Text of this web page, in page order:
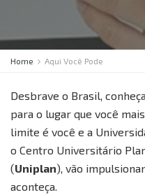
Home Aqui Você Pode
Desbrave o Brasil,
para o lugar que você
limite é você e a
o Centro Universitário
(Uniplan), vão
aconteça.